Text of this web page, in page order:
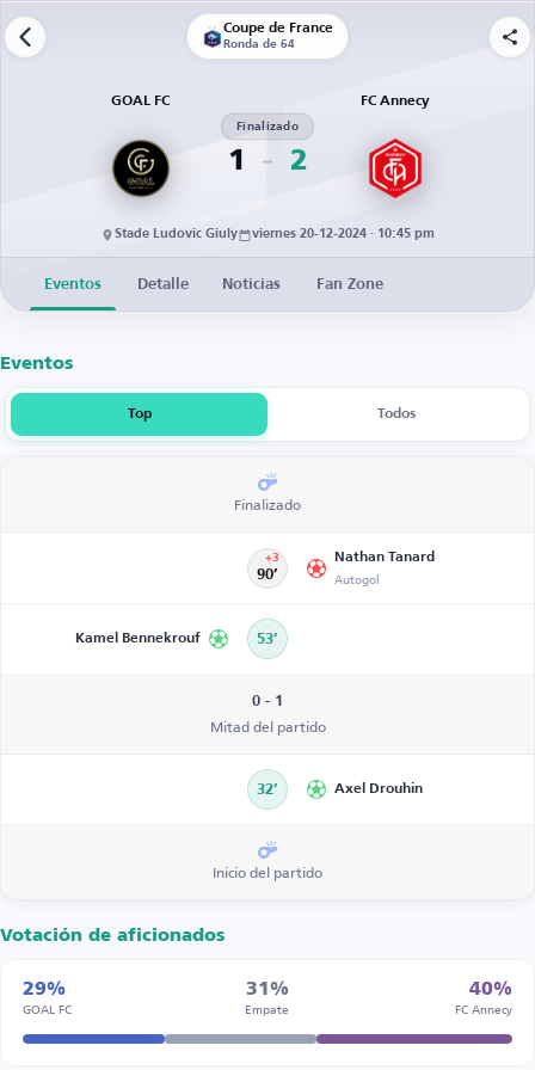
Coupe de France
Ronda de 64
GOAL FC
1
Finalizado
2
FC Annecy
Stade Ludovic Giuly viernes 20-12-2024 · 10:45 pm
Eventos Detalle Noticias Fan Zone
Eventos
Top Todos
Finalizado
90’
+3 Nathan Tanard
Autogol
Kamel Bennekrouf 53’
0 - 1
Mitad del partido
32’ Axel Drouhin
Inicio del partido
Votación de aficionados
29%
GOAL FC
31%
Empate
40%
FC Annecy